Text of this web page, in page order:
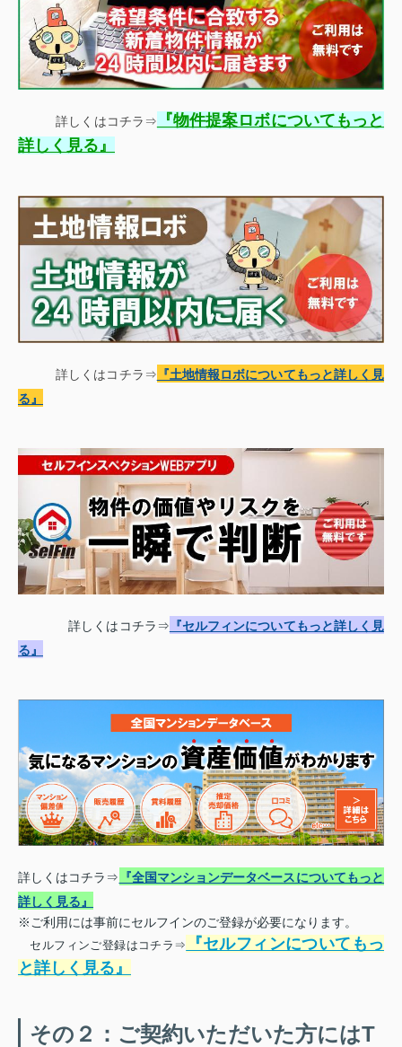
詳しくはコチラ⇒ 『物件提案ロボについてもっと
詳しく見る 』
詳しくはコチラ⇒ 『土地情報ロボについてもっと詳しく見
る 』
詳しくはコチラ⇒ 『セルフィンについてもっと詳しく見
る』
詳しくはコチラ⇒ 『全国マンションデータベースについてもっと
詳しく見る』
※ご利用には事前にセルフインのご登録が必要になります。
セルフィンご登録はコチラ⇒
『セルフィンについてもっ
と詳しく見る』
その２：ご契約いただいた方にはT